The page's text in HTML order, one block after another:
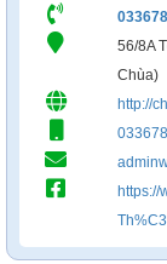
56/8A
Chùa)
http://
https://